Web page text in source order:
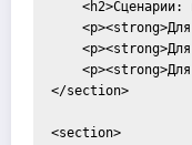
<h2>Сценарии:
</section>
<section>